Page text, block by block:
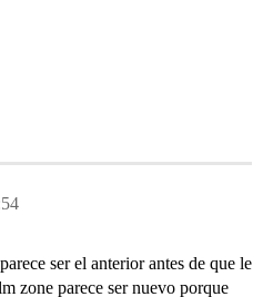
ser el anterior antes de que le
zone parece ser nuevo porque